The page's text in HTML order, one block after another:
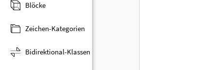
Blöcke
Zeichen-Kategorien
Bidirektional-Klassen